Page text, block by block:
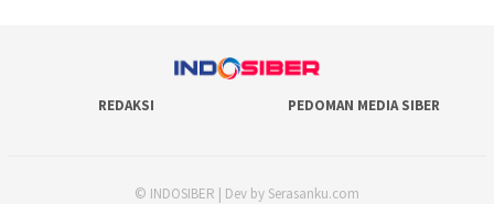
REDAKSI PEDOMAN MEDIA SIBER
© INDOSIBER | Dev by Serasanku.com